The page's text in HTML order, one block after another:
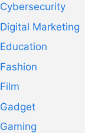
Cybersecurity
Digital Marketing
Education
Fashion
Film
Gadget
Gaming